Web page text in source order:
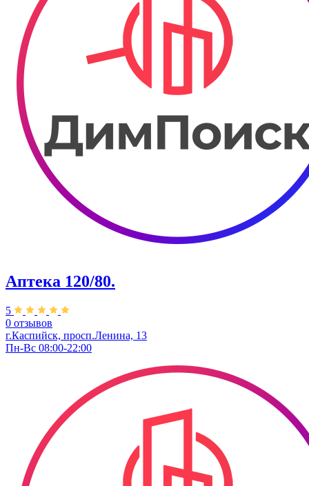
Аптека 120/80.
5
0 отзывов
г.Каспийск, ​просп.Ленина, 13
Пн-Вс 08:00-22:00